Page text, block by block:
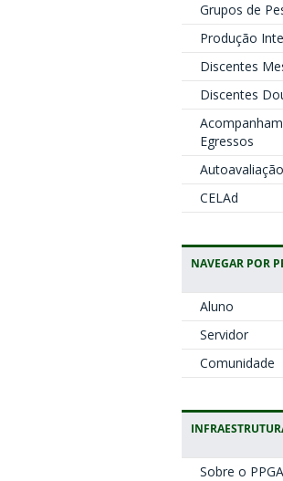
Grupos de
Produção
Discentes
Discentes
Egressos
Autoavaliação
CELAd
NAVEGAR POR
Aluno
Servidor
Comunidade
Sobre o PPGA